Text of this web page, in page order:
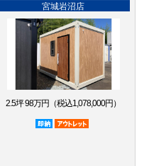
宮城岩沼店
2.5坪 98万円（税込1,078,000円）
即納品